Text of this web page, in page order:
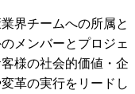
界チームへの所属と
メンバーとプロジェ
様の社会的価値・企
革の実行をリードし